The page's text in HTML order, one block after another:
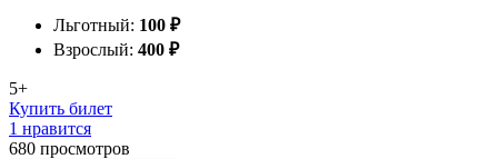
Льготный: 100 ₽
Взрослый: 400 ₽
5+
Купить билет
1 нравится
680 просмотров